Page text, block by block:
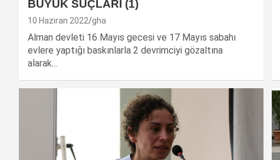
BÜYÜK SUÇLARI (1)
10 Haziran 2022 gha
Alman devleti 16 Mayıs gecesi ve 17 Mayıs sabahı
evlere yaptığı baskınlarla 2 devrimciyi gözaltına
alarak…